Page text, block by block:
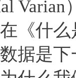
《什么
据是